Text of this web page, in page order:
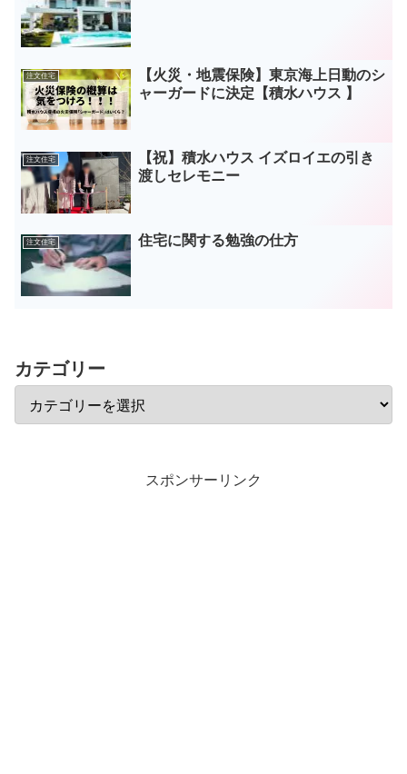
注文住宅
【火災・地震保険】東京海上日動のシ
ャーガードに決定【積水ハウス 】
注文住宅
【祝】積水ハウス イズロイエの引き
渡しセレモニー
注文住宅 住宅に関する勉強の仕方
カテゴリー
スポンサーリンク